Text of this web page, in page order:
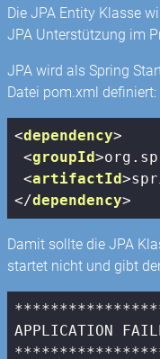
Die JPA Entity Klasse
JPA Unterstützung im
JPA wird als Spring
Datei pom.xml definiert:
<dependency>
<groupId>
<artifactId>
</dependency>
Damit sollte die JPA
startet nicht und gibt
APPLICATION